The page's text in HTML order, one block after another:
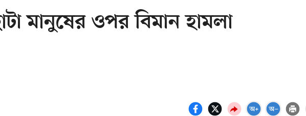
মানুষের ওপর বিমান হামলা